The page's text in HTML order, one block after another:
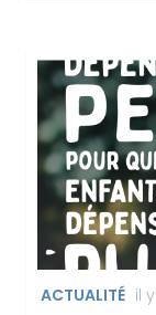
ACTUALITÉ il